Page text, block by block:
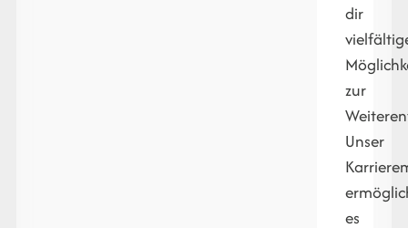
dir
zur
Unser
es